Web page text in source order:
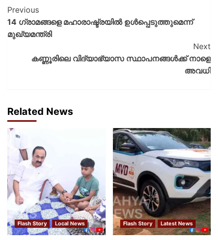
Previous
14 ഗ്രാമങ്ങളെ മഹാരാഷ്ട്രയിൽ ഉൾപ്പെടുത്തുമെന്ന്
മുഖ്യമന്ത്രി
Next
കണ്ണൂരിലെ വിദ്യാഭ്യാസ സ്ഥാപനങ്ങൾക്ക് നാളെ
അവധി
Related News
Flash Story Local News Flash Story Latest News